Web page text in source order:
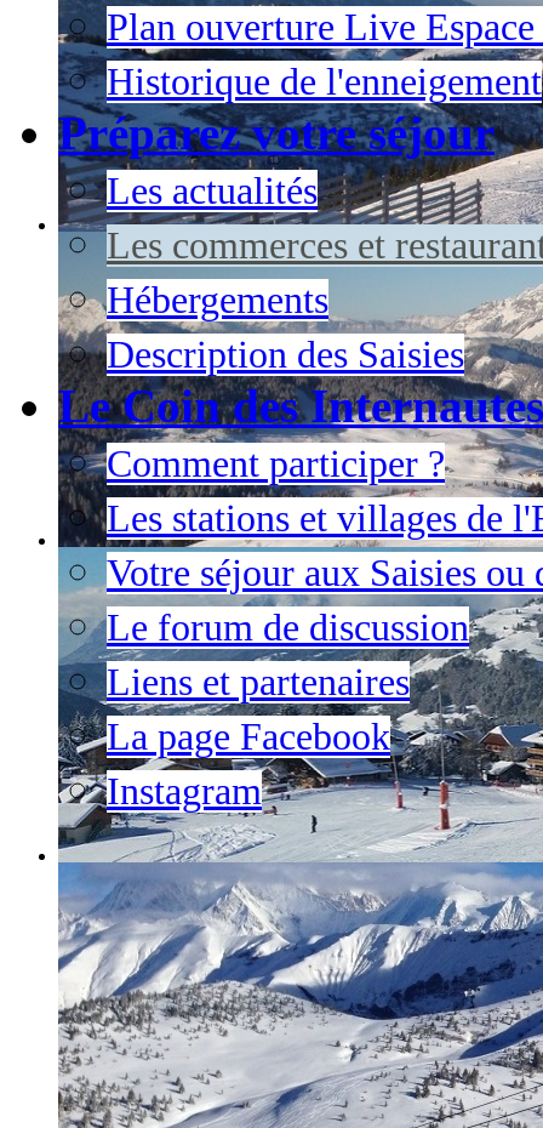
Plan ouverture Live
Historique de l'enneigement
Préparez votre séjour
Les actualités
Les commerces et
Hébergements
Description des Saisies
Le Coin des Internautes
Comment participer ?
Les stations et villages de
Votre séjour aux Saisies ou
Le forum de discussion
Liens et partenaires
La page Facebook
Instagram